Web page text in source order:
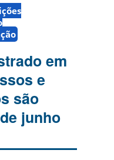
em
e
são
junho